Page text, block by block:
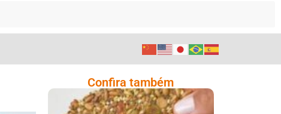
Confira também